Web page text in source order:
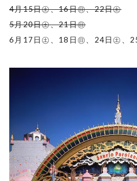
4月15日㊏、16日㊐、22日㊏
5月20日㊏、21日㊐
6月17日㊏、18日㊐、24日㊏、